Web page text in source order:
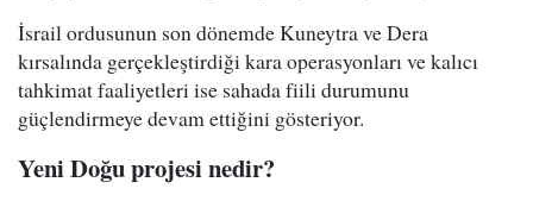
İsrail ordusunun son dönemde Kuneytra ve Dera
kırsalında gerçekleştirdiği kara operasyonları ve kalıcı
tahkimat faaliyetleri ise sahada fiili durumunu
güçlendirmeye devam ettiğini gösteriyor.
Yeni Doğu projesi nedir?